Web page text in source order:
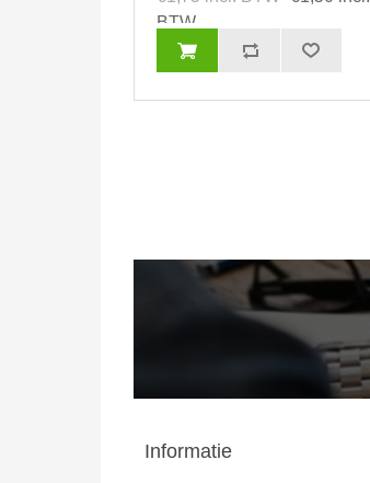
BTW
Informatie